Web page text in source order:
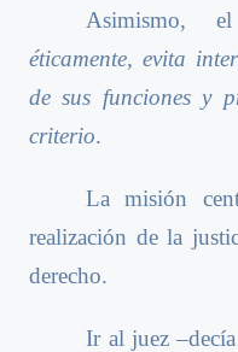
Asimismo,
éticamente, evita
de sus funciones y
criterio.
La misión
realización de la
derecho.
Ir al juez